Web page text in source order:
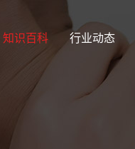
知识百科 行业动态